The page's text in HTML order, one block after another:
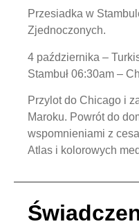
Przesiadka w
Zjednoczonych.
4 października –
Stambuł 06:30am –
Przylot do Chicago i
Maroku. Powrót do
wspomnieniami z
Atlas i kolorowych